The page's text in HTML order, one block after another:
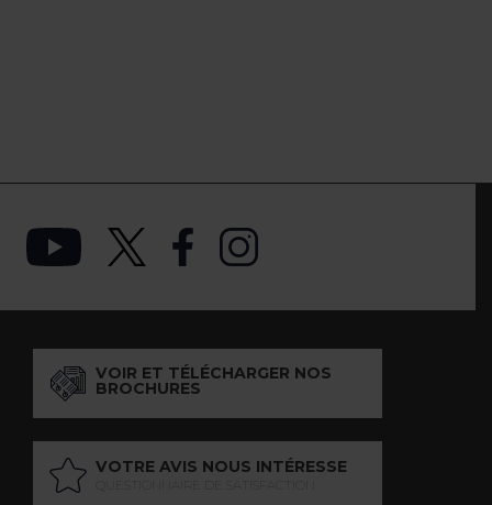
VOIR ET TÉLÉCHARGER NOS
BROCHURES
VOTRE AVIS NOUS INTÉRESSE